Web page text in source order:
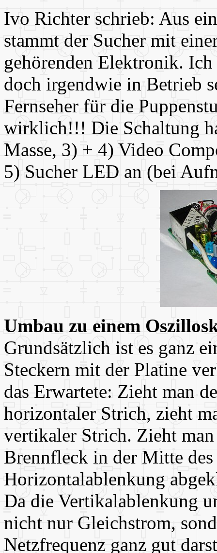
Ivo Richter schrieb: Aus
stammt der Sucher mit
gehörenden Elektronik.
doch irgendwie in Betrieb
Fernseher für die
wirklich!!! Die Schaltung
Masse, 3) + 4) Video
5) Sucher LED an (bei
Umbau zu einem
Grundsätzlich ist es ganz
Steckern mit der Platine
das Erwartete: Zieht man
horizontaler Strich, zieht
vertikaler Strich. Zieht
Brennfleck in der Mitte
Horizontalablenkung
Da die Vertikalablenkung
nicht nur Gleichstrom,
Netzfrequenz ganz gut